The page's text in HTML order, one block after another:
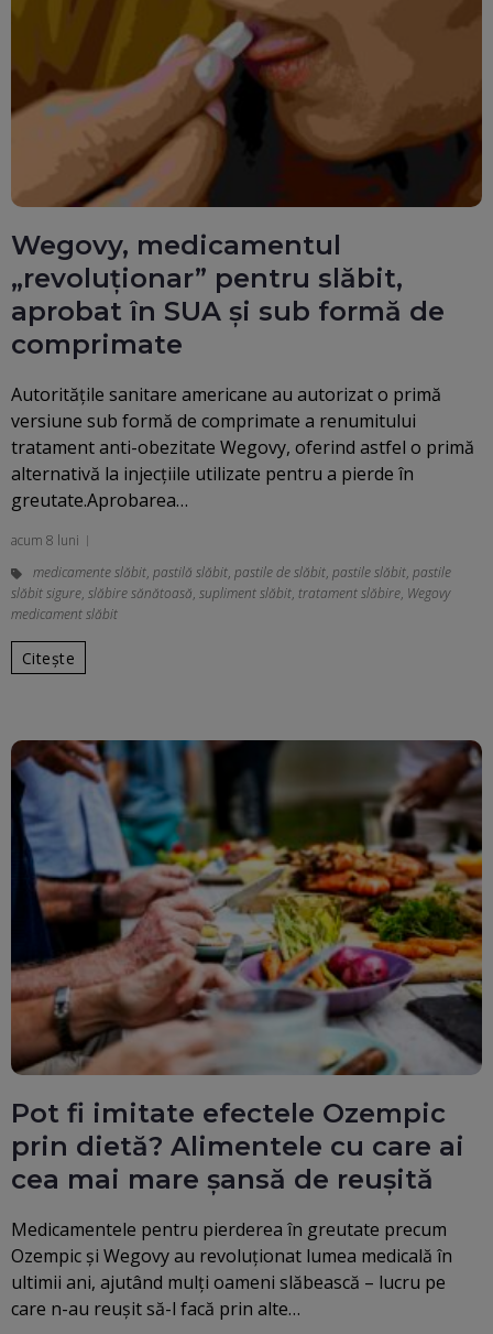
Wegovy, medicamentul
„revoluționar” pentru slăbit,
aprobat în SUA și sub formă de
comprimate
Autoritățile sanitare americane au autorizat o primă
versiune sub formă de comprimate a renumitului
tratament anti-obezitate Wegovy, oferind astfel o primă
alternativă la injecțiile utilizate pentru a pierde în
greutate.Aprobarea…
acum 8 luni
medicamente slăbit, pastilă slăbit, pastile de slăbit, pastile slăbit, pastile
slăbit sigure, slăbire sănătoasă, supliment slăbit, tratament slăbire, Wegovy
medicament slăbit
Citește
Pot fi imitate efectele Ozempic
prin dietă? Alimentele cu care ai
cea mai mare șansă de reușită
Medicamentele pentru pierderea în greutate precum
Ozempic și Wegovy au revoluționat lumea medicală în
ultimii ani, ajutând mulți oameni slăbească – lucru pe
care n-au reușit să-l facă prin alte…